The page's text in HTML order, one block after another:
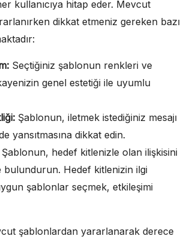
kullanıcıya hitap eder. Mevcut
dikkat etmeniz gereken bazı
Seçtiğiniz şablonun renkleri ve
genel estetiği ile uyumlu
Şablonun, iletmek istediğiniz mesajı
yansıtmasına dikkat edin.
Şablonun, hedef kitlenizle olan ilişkisini
bulundurun. Hedef kitlenizin ilgi
şablonlar seçmek, etkileşimi
şablonlardan yararlanarak derece